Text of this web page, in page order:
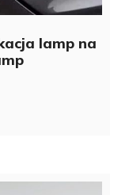
lamp na